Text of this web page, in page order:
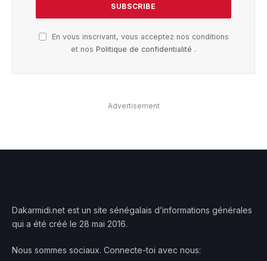
En vous inscrivant, vous acceptez nos conditions
et nos Politique de confidentialité .
Advertisement
Dakarmidi.net est un site sénégalais d’informations générales
qui a été créé le 28 mai 2016.
Nous sommes sociaux. Connecte-toi avec nous: